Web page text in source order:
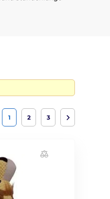
1 2 3